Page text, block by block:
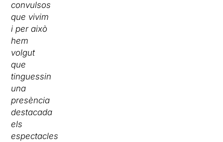
convulsos
que vivim
i per això
hem
volgut
que
tinguessin
una
presència
destacada
els
espectacles